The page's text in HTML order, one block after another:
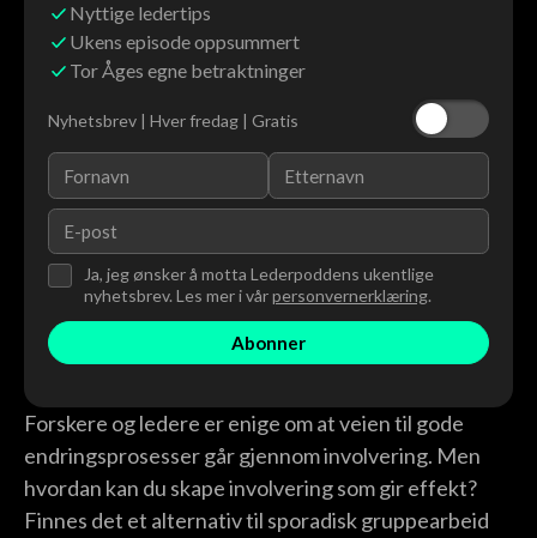
Nyttige ledertips
Ukens episode oppsummert
Tor Åges egne betraktninger
Nyhetsbrev | Hver fredag | Gratis
Ja, jeg ønsker å motta Lederpoddens ukentlige
nyhetsbrev. Les mer i vårpersonvernerklæring.
Forskere og ledere er enige om at veien til gode
endringsprosesser går gjennom involvering. Men
hvordan kan du skape involvering som gir effekt?
Finnes det et alternativ til sporadisk gruppearbeid